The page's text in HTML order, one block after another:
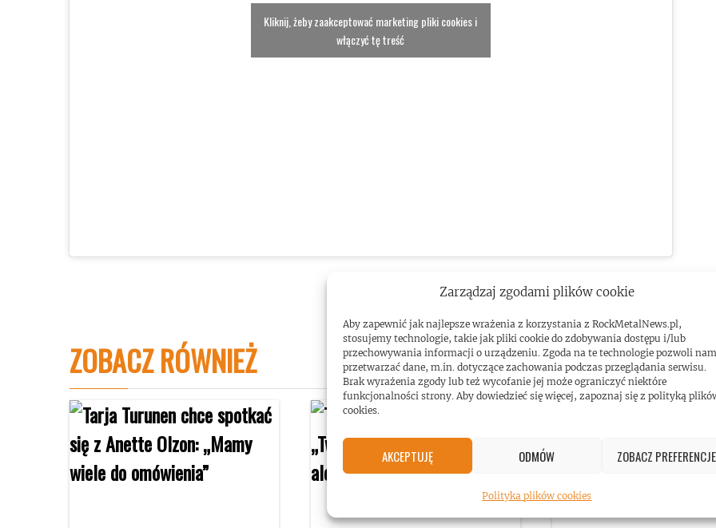
Zarządzaj zgodami plików cookie
Aby zapewnić jak najlepsze wrażenia z korzystania z RockMetalNews.pl,
stosujemy technologie, takie jak pliki cookie do zdobywania dostępu i/lub
przechowywania informacji o urządzeniu. Zgoda na te technologie pozwoli nam
przetwarzać dane, m.in. dotyczące zachowania podczas przeglądania serwisu.
Brak wyrażenia zgody lub też wycofanie jej może ograniczyć niektóre
funkcjonalności strony. Aby dowiedzieć się więcej, zapoznaj się z polityką
cookies.
AKCEPTUJĘ ODMÓW ZOBACZ PREFERENCJE
Polityka plików cookies
Kliknij, żeby zaakceptować marketing pliki cookies i
włączyć tę treść
ZOBACZ RÓWNIEŻ